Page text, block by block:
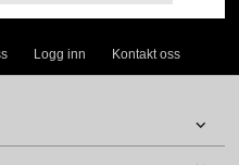
Logg inn Kontakt oss